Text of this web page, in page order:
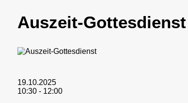
Auszeit-Gottesdienst
19.10.2025
10:30 - 12:00